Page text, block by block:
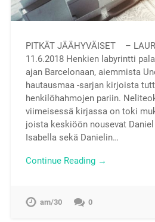
PITKÄT JÄÄHYVÄISET –
11.6.2018 Henkien labyrintti
ajan Barcelonaan, aiemmista
hautausmaa -sarjan kirjoista
henkilöhahmojen pariin.
viimeisessä kirjassa on toki
joista keskiöön nousevat
Isabella sekä Danielin…
Continue Reading →
am/30 0